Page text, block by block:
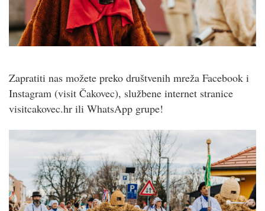
Zapratiti nas možete preko društvenih mreža Facebook i
Instagram (visit Čakovec), službene internet stranice
visitcakovec.hr ili WhatsApp grupe!